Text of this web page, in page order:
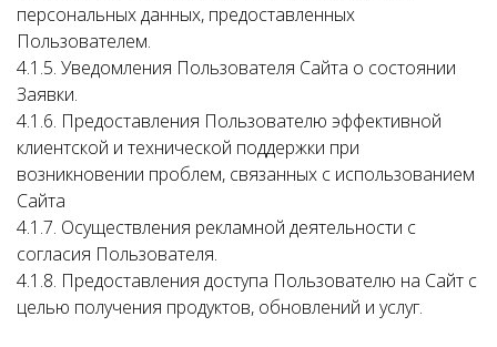
персональных данных, предоставленных
Пользователем.
4.1.5. Уведомления Пользователя Сайта о состоянии
Заявки.
4.1.6. Предоставления Пользователю эффективной
клиентской и технической поддержки при
возникновении проблем, связанных с использованием
Сайта
4.1.7. Осуществления рекламной деятельности с
согласия Пользователя.
4.1.8. Предоставления доступа Пользователю на Сайт с
целью получения продуктов, обновлений и услуг.